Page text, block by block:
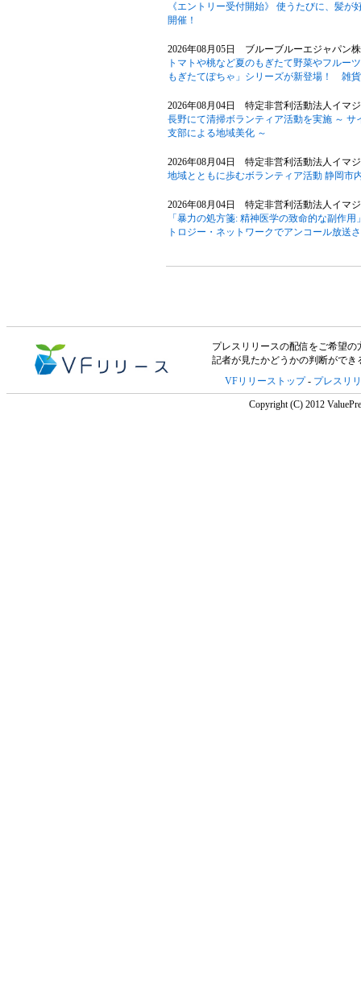
《エントリー受付開始》 使うたびに、髪
開催！
2026年08月05日 ブルーブルーエジャパン
トマトや桃など夏のもぎたて野菜やフル
もぎたてぽちゃ」シリーズが新登場！ 雑
2026年08月04日 特定非営利活動法人イマ
長野にて清掃ボランティア活動を実施 ～
支部による地域美化 ～
2026年08月04日 特定非営利活動法人イマ
地域とともに歩むボランティア活動 静岡市
2026年08月04日 特定非営利活動法人イマ
「暴力の処方箋: 精神医学の致命的な副作
トロジー・ネットワークでアンコール放送
プレスリリースの配信をご希望の
記者が見たかどうかの判断がで
VFリリーストップ- プレスリ
Copyright (C) 2012